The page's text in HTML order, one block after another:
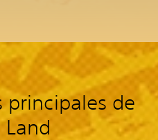
principales de
Land